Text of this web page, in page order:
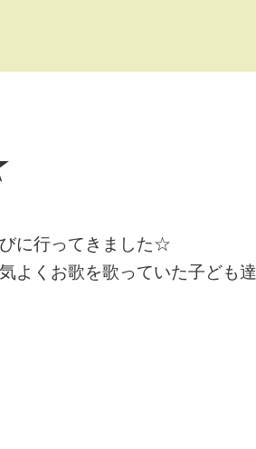
に行ってきました☆
よくお歌を歌っていた子ども達